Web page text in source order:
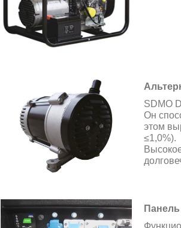
SDMO
Он
этом
≤1,0%).